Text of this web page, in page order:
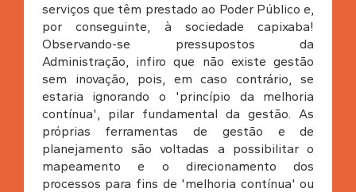
serviços que têm prestado ao Poder Público e,
por conseguinte, à sociedade capixaba!
Observando-se pressupostos da
Administração, infiro que não existe gestão
sem inovação, pois, em caso contrário, se
estaria ignorando o 'princípio da melhoria
contínua', pilar fundamental da gestão. As
próprias ferramentas de gestão e de
planejamento são voltadas a possibilitar o
mapeamento e o direcionamento dos
processos para fins de 'melhoria contínua' ou